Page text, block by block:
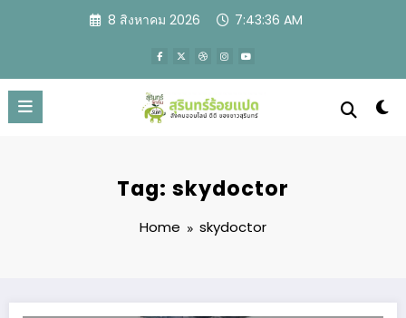
8 สิงหาคม 2026 7:43:37 AM
Tag: skydoctor
Home skydoctor